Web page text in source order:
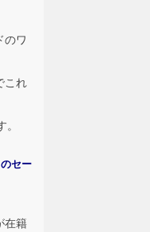
のワ
これ
セー
在籍